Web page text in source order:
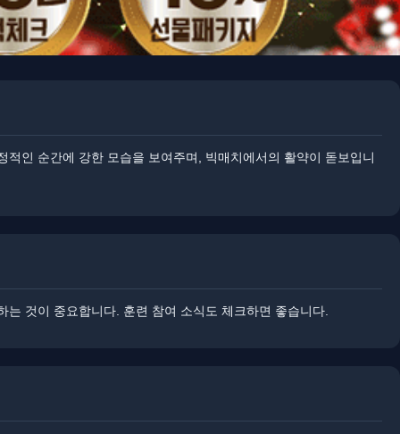
인 순간에 강한 모습을 보여주며, 빅매치에서의 활약이 돋보입니
것이 중요합니다. ​​훈련 참여 소식도 체크하면 좋습니다.